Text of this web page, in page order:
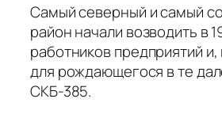
Самый северный и самый
район начали возводить в
работников предприятий
для рождающегося в те
СКБ-385.